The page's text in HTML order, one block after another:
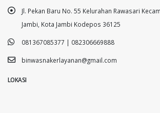
Jl. Pekan Baru No. 55 Kelurahan Rawasari
Jambi, Kota Jambi Kodepos 36125
081367085377 | 082306669888
binwasnakerlayanan@gmail.com
LOKASI